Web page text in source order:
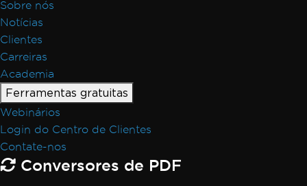
Sobre nós
Notícias
Clientes
Carreiras
Academia
Ferramentas gratuitas
Webinários
Login do Centro de Clientes
Contate-nos
Conversores de PDF